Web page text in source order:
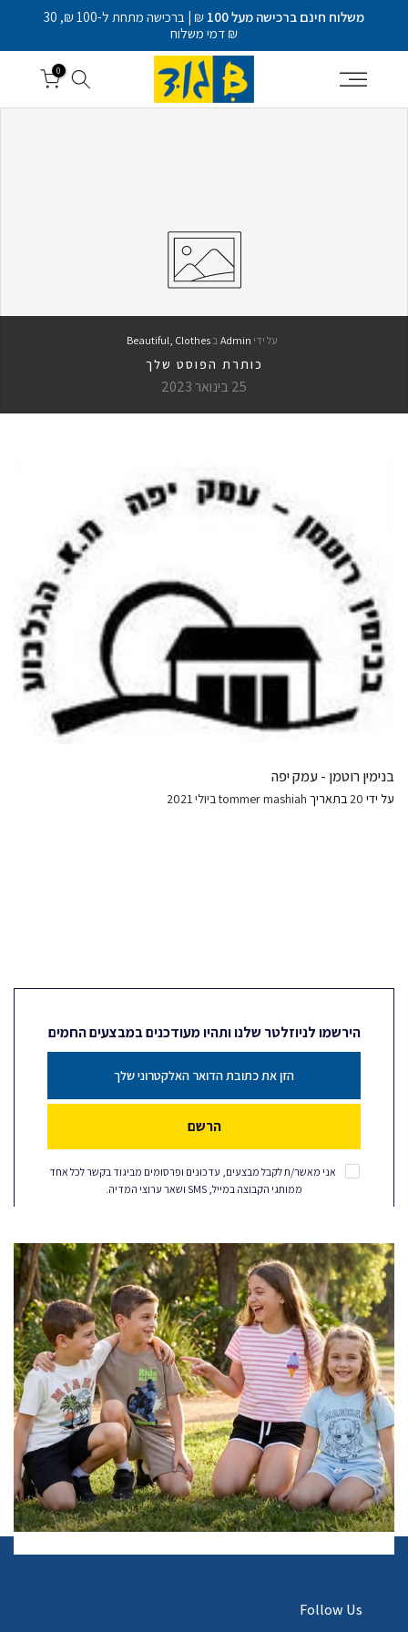
משלוח חינם ברכישה מעל 100
₪ | ברכישה מתחת ל-100 ₪, 30
₪ דמי משלוח
0
על ידי Admin ב Beautiful, Clothes
כותרת הפוסט שלך
25 בינואר 2023
בנימין רוטמן - עמק יפה
על ידי tommer mashiah בתאריך 20 ביולי 2021
הירשמו לניוזלטר שלנו ותהיו מעודכנים במבצעים החמים
הרשם
אני מאשר/ת לקבל מבצעים, עדכונים ופרסומים מביגוד בקשר לכל אחד
ממותגי הקבוצה במייל, SMS ושאר ערוצי המדיה.
Follow Us